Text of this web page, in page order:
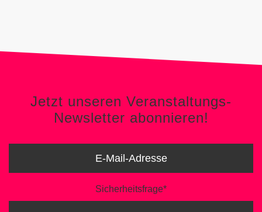
Jetzt unseren Veranstaltungs-
Newsletter abonnieren!
Sicherheitsfrage*